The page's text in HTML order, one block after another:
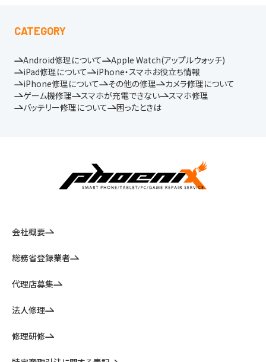
CATEGORY
Android修理について
Apple Watch(アップルウォッチ)
iPad修理について
iPhone・スマホお役立ち情報
iPhone修理について
その他の修理
カメラ修理について
ゲーム機修理
スマホが充電できない
スマホ修理
バッテリー修理について
困ったときは
会社概要
総務省登録業者
代理店募集
法人修理
修理研修